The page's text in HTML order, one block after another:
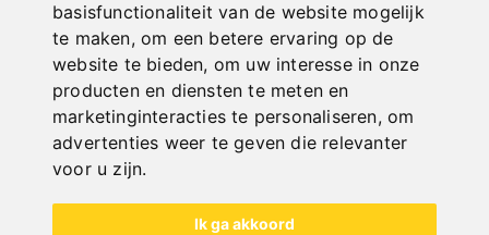
basisfunctionaliteit van de website mogelijk
te maken,om een betere ervaring op de
website te bieden, om uw interesse in onze
producten en diensten te meten en
marketinginteracties te personaliseren,om
advertenties weer te geven die relevanter
voor u zijn.
Ik ga akkoord
Plaatbewerking
Sale
Veiligheidsinrichtingen voor freesmachines
Compressoren
Reinigingstechniek